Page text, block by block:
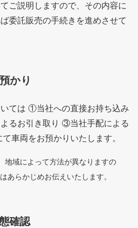
ご説明しますので、その内容に
委託販売の手続きを進めさせて
かり
ては ①当社への直接お持ち込み
るお引き取り ③当社手配による
車両をお預かりいたします。
地域によって方法が異なりますの
あらかじめお伝えいたします。
確認